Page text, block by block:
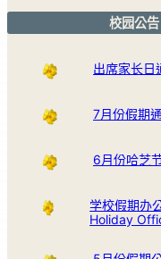
校园公
出席家长日
7月份假期
6月份哈芝
学校假期办
Holiday